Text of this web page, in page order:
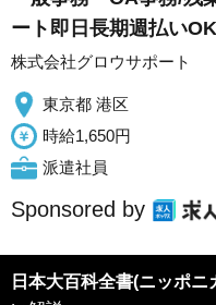
ート即日長期週払いOK
株式会社グロウサポート
東京都 港区
時給1,650円
派遣社員
Sponsored by
日本大百科全書(ニッポニ